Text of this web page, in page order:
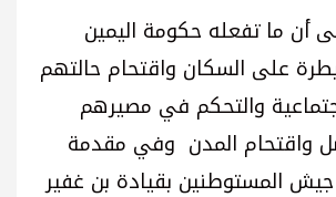
أن ما تفعله حكومة اليمين
على السكان واقتحام حالتهم
والتحكم في مصيرهم
واقتحام المدن وفي مقدمة
المستوطنين بقيادة بن غفير